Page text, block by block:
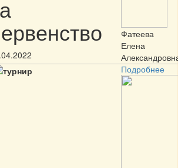
Фатеева
Елена
Подробнее